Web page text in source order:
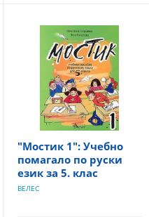
"Мостик 1": Учебно
помагало по руски
език за 5. клас
ВЕЛЕС